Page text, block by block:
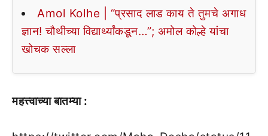
Amol Kolhe | “प्रसाद लाड काय ते तुमचे अगाध
ज्ञान! चौथीच्या विद्यार्थ्यांकडून…”; अमोल कोल्हे यांचा
खोचक सल्ला
महत्त्वाच्या बातम्या :